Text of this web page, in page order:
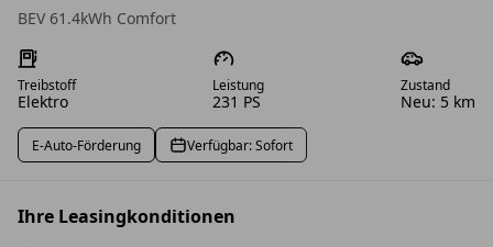
BEV 61.4kWh Comfort
Treibstoff
Elektro
Leistung
231 PS
Zustand
Neu: 5 km
E-Auto-Förderung Verfügbar: Sofort
Ihre Leasingkonditionen